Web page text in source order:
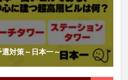
対策～日本一～